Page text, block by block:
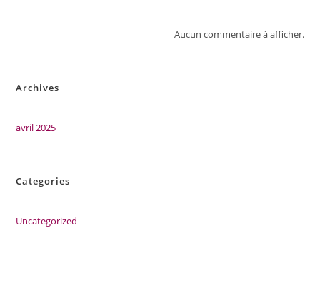
Aucun commentaire à afficher.
Archives
avril 2025
Categories
Uncategorized